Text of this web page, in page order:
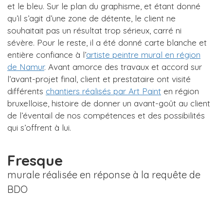
et le bleu. Sur le plan du graphisme, et étant donné
qu’il s’agit d’une zone de détente, le client ne
souhaitait pas un résultat trop sérieux, carré ni
sévère. Pour le reste, il a été donné carte blanche et
entière confiance à l’artiste peintre mural en région
de Namur. Avant amorce des travaux et accord sur
l’avant-projet final, client et prestataire ont visité
différents chantiers réalisés par Art Paint en région
bruxelloise, histoire de donner un avant-goût au client
de l’éventail de nos compétences et des possibilités
qui s’offrent à lui.
Fresque
murale réalisée en réponse à la requête de
BDO